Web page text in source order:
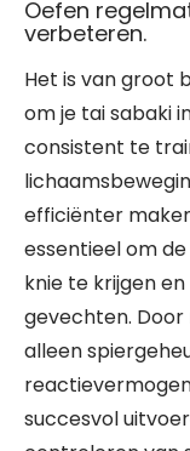
Oefen
verbeteren.
Het is van groot
om je tai sabaki
consistent te
efficiënter
essentieel om
knie te krijgen
gevechten.
alleen
succesvol